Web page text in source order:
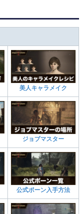
美人キャラメイク
ジョブマスター
公式ポーン入手方法